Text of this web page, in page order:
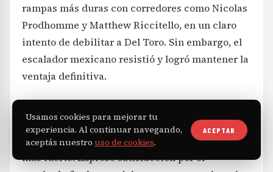
rampas más duras con corredores como Nicolas
Prodhomme y Matthew Riccitello, en un claro
intento de debilitar a Del Toro. Sin embargo, el
escalador mexicano resistió y logró mantener la
ventaja definitiva.
que intentaron «todo para que Del Toro se
rindiera», pero que simplemente el rival fue
más fuerte. Expresó satisfacción por el
Usamos cookies para mejorar tu
experiencia. Al continuar navegando,
aceptás nuestro uso de cookies.
ACEPTAR